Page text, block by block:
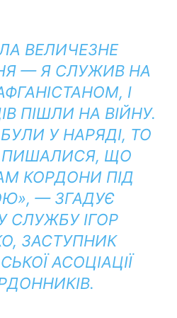
ВЕЛИЧЕЗНЕ
— Я СЛУЖИВ НА
І
ПІШЛИ НА ВІЙНУ.
У НАРЯДІ, ТО
ПИШАЛИСЯ, ЩО
КОРДОНИ ПІД
— ЗГАДУЄ
СЛУЖБУ ІГОР
ЗАСТУПНИК
АСОЦІАЦІЇ